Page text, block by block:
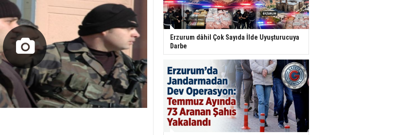
Erzurum dâhil Çok Sayıda İlde Uyuşturucuya
Darbe